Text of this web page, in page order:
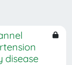
disease